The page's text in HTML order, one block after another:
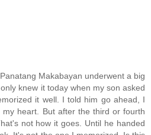
Makabayan underwent a big
knew it today when my son asked
it well. I told him go ahead, I
my heart. But after the third or fourth
not how it goes. Until he handed